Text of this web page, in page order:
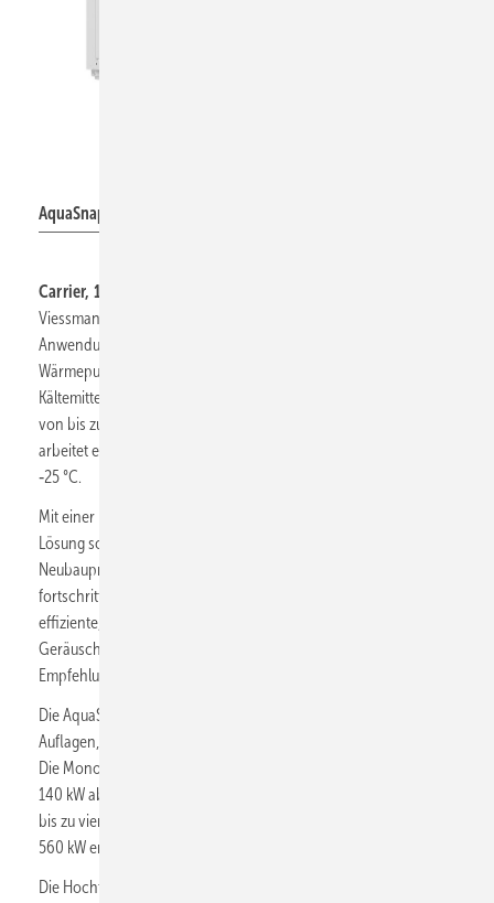
AquaSnap 61A.
Carrier, 12.1-B02,
Viessmann-Auftritts die AquaSnap 61AQ für kommerzielle
Anwendungen vor. Die erste Hochtemperatur-Luft-
Wärmepumpe des Herstellers für Kälteanlagen, die mit dem
Kältemittel R290 läuft. AquaSnap 61AQ liefert Heiztemperaturen
von bis zu 75 °C bei Außentemperaturen von bis zu ‑7 °C und
arbeitet effizient auch unter extremen Bedingungen von bis zu
‑25 °C.
Mit einer kompakten Grundfläche bietet die Wärmepumpe eine
Lösung sowohl für Modernisierungs- als auch für
Neubauprojekte. Die Ausstattung mit Schalldämmung und
fortschrittlicher Inverter-Kompressortechnologie sorgt für eine
effiziente, bedarfsgerechte Leistung und einen reduzierten
Geräuschpegel von 78 dB(A), der 10 dB(A) unter den Ecodesign-
Empfehlungen liegt.
Die AquaSnap 61AQ ist auf die Anforderungen strengerer
Auflagen, einschließlich der F-Gas-Verordnung, zugeschnitten.
Die Monoblock-Version deckt einen Leistungsbereich von 40 bis
140 kW ab, während die modulare Version den Anschluss von
bis zu vier Einheiten ermöglicht und den Leistungsbereich auf
560 kW erweitert.
Die Hochtemperatur-Luft-Wärmepumpe kann mit Carriers